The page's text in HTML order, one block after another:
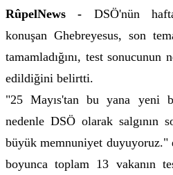
RûpelNews - DSÖ'nün
konuşan Ghebreyesus, son
tamamladığını, test sonucunun
edildiğini belirtti.
"25 Mayıs'tan bu yana yeni
nedenle DSÖ olarak salgının
büyük memnuniyet duyuyoruz."
boyunca toplam 13 vakanın